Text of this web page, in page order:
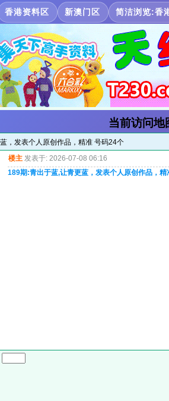
香港资料区 新澳门区 简洁浏览:香
当前访问地
，发表个人原创作品，精准 号码24个
楼主 发表于: 2026-07-08 06:16
189期:青出于蓝,让青更蓝，发表个人原创作品，精